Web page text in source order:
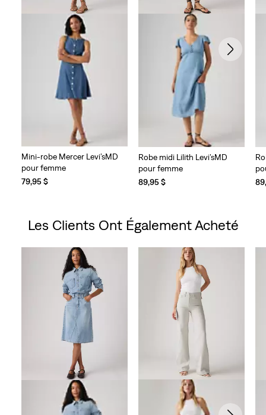
Mini-robe Mercer Levi’sMD
pour femme
79,95 $
Robe midi Lilith Levi’sMD
pour femme
89,95 $
Les Clients Ont Également Acheté